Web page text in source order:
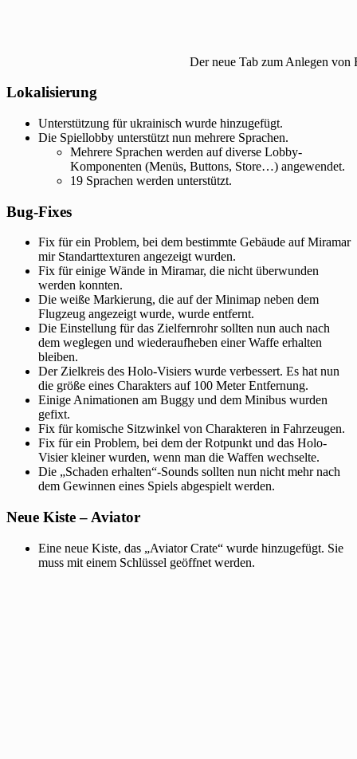
Der neue Tab zum Anlegen von
Lokalisierung
Unterstützung für ukrainisch wurde hinzugefügt.
Die Spiellobby unterstützt nun mehrere Sprachen.
Mehrere Sprachen werden auf diverse Lobby-
Komponenten (Menüs, Buttons, Store…) angewendet.
19 Sprachen werden unterstützt.
Bug-Fixes
Fix für ein Problem, bei dem bestimmte Gebäude auf Miramar
mir Standarttexturen angezeigt wurden.
Fix für einige Wände in Miramar, die nicht überwunden
werden konnten.
Die weiße Markierung, die auf der Minimap neben dem
Flugzeug angezeigt wurde, wurde entfernt.
Die Einstellung für das Zielfernrohr sollten nun auch nach
dem weglegen und wiederaufheben einer Waffe erhalten
bleiben.
Der Zielkreis des Holo-Visiers wurde verbessert. Es hat nun
die größe eines Charakters auf 100 Meter Entfernung.
Einige Animationen am Buggy und dem Minibus wurden
gefixt.
Fix für komische Sitzwinkel von Charakteren in Fahrzeugen.
Fix für ein Problem, bei dem der Rotpunkt und das Holo-
Visier kleiner wurden, wenn man die Waffen wechselte.
Die „Schaden erhalten“-Sounds sollten nun nicht mehr nach
dem Gewinnen eines Spiels abgespielt werden.
Neue Kiste – Aviator
Eine neue Kiste, das „Aviator Crate“ wurde hinzugefügt. Sie
muss mit einem Schlüssel geöffnet werden.